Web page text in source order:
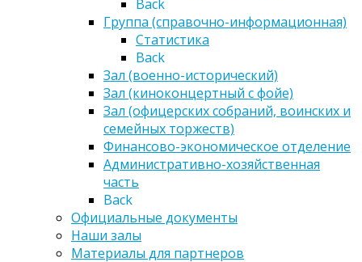
Back
Группа (справочно-информационная)
Статистика
Back
Зал (военно-исторический)
Зал (киноконцертный с фойе)
Зал (офицерских собраний, воинских и
семейных торжеств)
Финансово-экономическое отделение
Административно-хозяйственная
часть
Back
Официальные документы
Наши залы
Материалы для партнеров